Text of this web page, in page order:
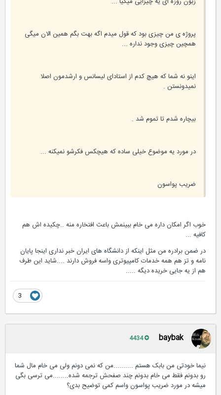
پروژه ی من چیزی بود که قول میدم اگه بهت بگم همین الان میگی
همچین چیزی وجود نداره ...
اینو نه شما که هیچ کدم از استادای لیسانس و ارشدمون اصلا
نمیدونستن .
بیچاره شدم تا تموم شد .
در مورد یه موضوع خیلی ساده که هیچکس فکرشو نمیکنه ...
ضریب پواسون
خوب اگر امکان داره می خام ببینمش باعث افتخاره منه ..چکیده اش هم
کافیه ...
در ضمن برادره من مثل اینکه از دانشگاه های ایران خبر نداری اینجا پایان
نامه و تز هم همه خدمات کامپیوتری واسه فروش دارند ....شاید این طرف
هم از یه جایی خریده دیگه .....
baybak
نیما خودتی من بابک هستم ..........من که نمی دونم ولی می خام مال شما
رو بدونم فقط می خام بدونم چند صفحش ترجمه شده........می ترسی بگی
میشه در مورد ضریب پواسون واسم کمی توضیح بدی؟